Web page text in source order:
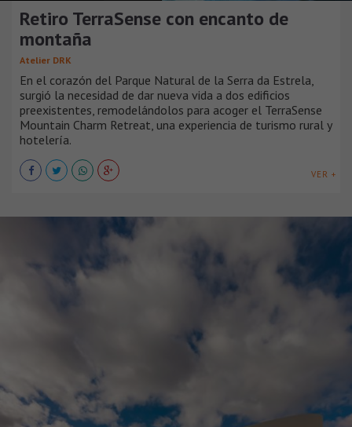
Retiro TerraSense con encanto de
montaña
Atelier DRK
En el corazón del Parque Natural de la Serra da Estrela,
surgió la necesidad de dar nueva vida a dos edificios
preexistentes, remodelándolos para acoger el TerraSense
Mountain Charm Retreat, una experiencia de turismo rural y
hotelería.
VER +